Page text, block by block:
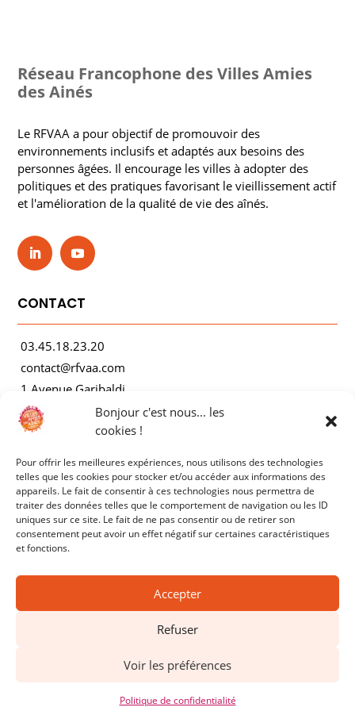
Bonjour c'est nous... les
cookies !
Pour offrir les meilleures expériences, nous utilisons des technologies
telles que les cookies pour stocker et/ou accéder aux informations des
appareils. Le fait de consentir à ces technologies nous permettra de
traiter des données telles que le comportement de navigation ou les ID
uniques sur ce site. Le fait de ne pas consentir ou de retirer son
consentement peut avoir un effet négatif sur certaines caractéristiques
et fonctions.
Accepter
Refuser
Voir les préférences
Politique de confidentialité
Réseau Francophone des Villes Amies
des Ainés
Le RFVAA a pour objectif de promouvoir des
environnements inclusifs et adaptés aux besoins des
personnes âgées. Il encourage les villes à adopter des
politiques et des pratiques favorisant le vieillissement actif
et l'amélioration de la qualité de vie des aînés.
CONTACT
03.45.18.23.20
contact@rfvaa.com
1 Avenue Garibaldi
21000 Dijon
AUTRES
Mentions légales
Politiques de confidentialité